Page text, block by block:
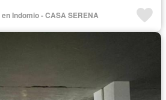
Indomio - CASA SERENA